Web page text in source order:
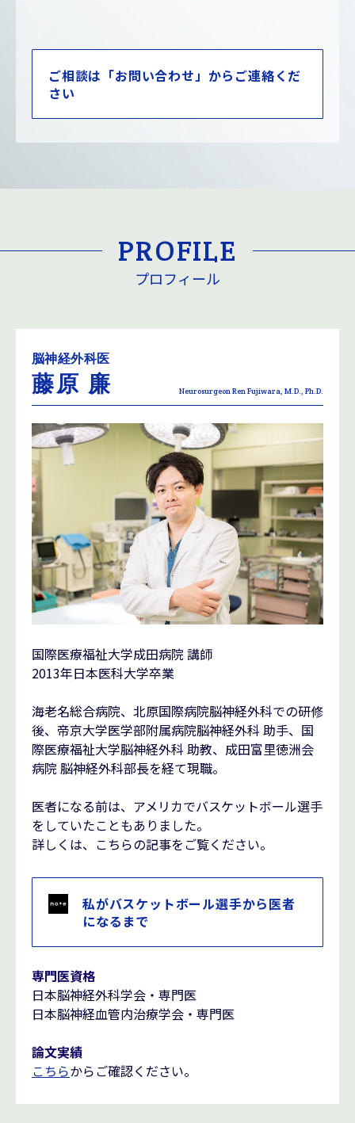
ご相談は「お問い合わせ」からご連絡くだ
さい
PROFILE
プロフィール
脳神経外科医
藤原 廉 Neurosurgeon Ren Fujiwara, M.D., Ph.D.
国際医療福祉大学成田病院 講師
2013年日本医科大学卒業
海老名総合病院、北原国際病院脳神経外科での研修
後、帝京大学医学部附属病院脳神経外科 助手、国
際医療福祉大学脳神経外科 助教、成田富里徳洲会
病院 脳神経外科部長を経て現職。
医者になる前は、アメリカでバスケットボール選手
をしていたこともありました。
詳しくは、こちらの記事をご覧ください。
私がバスケットボール選手から医者
になるまで
専門医資格
日本脳神経外科学会・専門医
日本脳神経血管内治療学会・専門医
論文実績
こちらからご確認ください。